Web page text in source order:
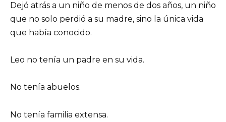
Dejó atrás a un niño de menos de dos años, un niño
que no solo perdió a su madre, sino la única vida
que había conocido.
Leo no tenía un padre en su vida.
No tenía abuelos.
No tenía familia extensa.